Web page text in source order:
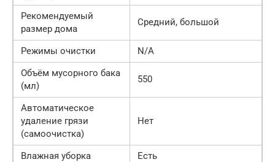
Рекомендуемый
размер дома
Средний, большой
Режимы очистки
N/A
Объём мусорного бака
(мл)
550
Автоматическое
удаление грязи
(самоочистка)
Нет
Влажная уборка
Есть